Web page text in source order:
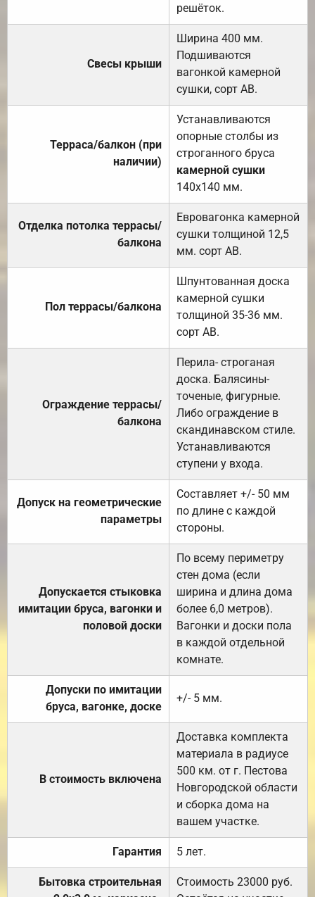
решёток.
Свесы крыши
Ширина 400 мм.
Подшиваются
вагонкой камерной
сушки, сорт АВ.
Терраса/балкон (при
наличии)
Устанавливаются
опорные столбы из
строганного бруса
камерной сушки
140х140 мм.
Отделка потолка террасы/
балкона
Евровагонка камерной
сушки толщиной 12,5
мм. сорт АВ.
Пол террасы/балкона
Шпунтованная доска
камерной сушки
толщиной 35-36 мм.
сорт АВ.
Ограждение террасы/
балкона
Перила- строганая
доска. Балясины-
точеные, фигурные.
Либо ограждение в
скандинавском стиле.
Устанавливаются
ступени у входа.
Допуск на геометрические
параметры
Составляет +/- 50 мм
по длине с каждой
стороны.
Допускается стыковка
имитации бруса, вагонки и
половой доски
По всему периметру
стен дома (если
ширина и длина дома
более 6,0 метров).
Вагонки и доски пола
в каждой отдельной
комнате.
Допуски по имитации
бруса, вагонке, доске
+/- 5 мм.
В стоимость включена
Доставка комплекта
материала в радиусе
500 км. от г. Пестова
Новгородской области
и сборка дома на
вашем участке.
Гарантия 5 лет.
Бытовка строительная
Стоимость 23000 руб.